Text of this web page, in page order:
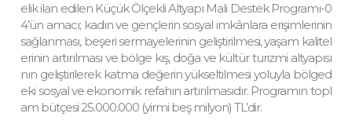
elik ilan edilen Küçük Ölçekli Altyapı Mali Destek Programı-0
4’ün amacı; kadın ve gençlerin sosyal imkânlara erişimlerinin
sağlanması, beşeri sermayelerinin geliştirilmesi, yaşam kalitel
erinin artırılması ve bölge kış, doğa ve kültür turizmi altyapısı
nın geliştirilerek katma değerin yükseltilmesi yoluyla bölged
eki sosyal ve ekonomik refahın artırılmasıdır. Programın topl
am bütçesi 25.000.000 (yirmi beş milyon) TL’dir.